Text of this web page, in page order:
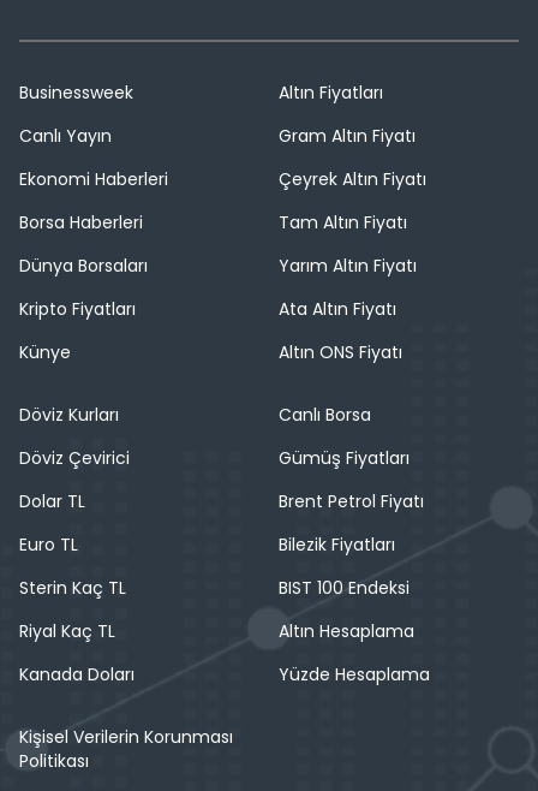
Businessweek
Canlı Yayın
Ekonomi Haberleri
Borsa Haberleri
Dünya Borsaları
Kripto Fiyatları
Künye
Altın Fiyatları
Gram Altın Fiyatı
Çeyrek Altın Fiyatı
Tam Altın Fiyatı
Yarım Altın Fiyatı
Ata Altın Fiyatı
Altın ONS Fiyatı
Döviz Kurları
Döviz Çevirici
Dolar TL
Euro TL
Sterin Kaç TL
Riyal Kaç TL
Kanada Doları
Canlı Borsa
Gümüş Fiyatları
Brent Petrol Fiyatı
Bilezik Fiyatları
BIST 100 Endeksi
Altın Hesaplama
Yüzde Hesaplama
Kişisel Verilerin Korunması
Politikası